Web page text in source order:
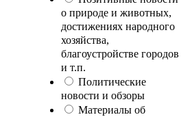
о природе и животных,
достижениях народного
хозяйства,
благоустройстве городов
и т.п.
Политические
новости и обзоры
Материалы об